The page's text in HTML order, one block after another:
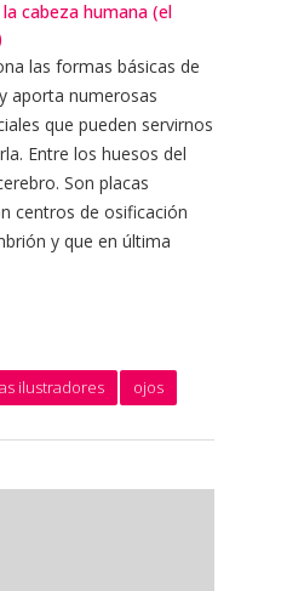
cabeza humana (el
las formas básicas de
aporta numerosas
que pueden servirnos
Entre los huesos del
Son placas
centros de osificación
y que en última
ilustradores ojos